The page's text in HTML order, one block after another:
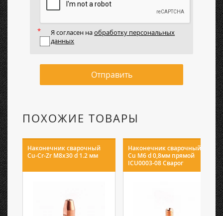
Я согласен наобработку персональных
данных
Отправить
ПОХОЖИЕ ТОВАРЫ
Наконечник сварочный
Cu-Cr-Zr М8х30 d 1.2 мм
Наконечник сварочный E-
Cu М6 d 0,8мм прямой
ICU0003-08 Сварог